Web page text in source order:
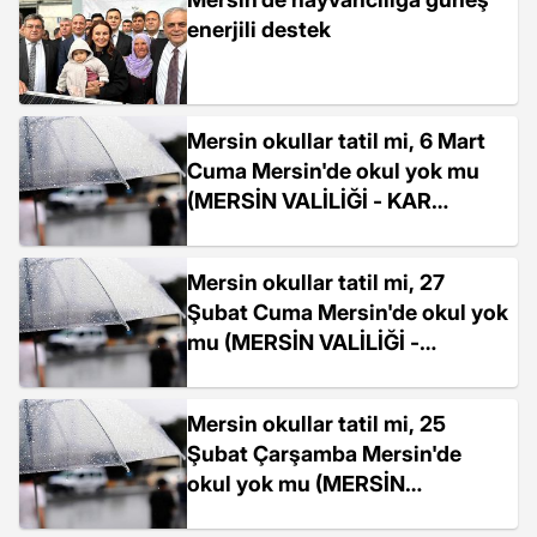
enerjili destek
Mersin okullar tatil mi, 6 Mart
Cuma Mersin'de okul yok mu
(MERSİN VALİLİĞİ - KAR
Mersin okullar tatil mi, 27
Şubat Cuma Mersin'de okul yok
mu (MERSİN VALİLİĞİ -
Mersin okullar tatil mi, 25
Şubat Çarşamba Mersin'de
okul yok mu (MERSİN